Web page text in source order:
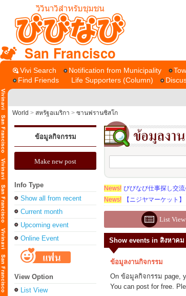
San Francisco
Vivi Search Notification from Municipality
Find Friends
Life Supporters (Column)
World > สหรัฐอเมริกา > ซานฟรานซิสโก
ข้อมูลกิจกรรม
Make new post
Info Type
Show all from recent
Current month
Upcoming event
Online Event
View Option
List View
News! びびなび仕事探し交
News!
【ニジヤマーケット
List View
Show events in สิงหาคม
ข้อมูลงานกิจกรรม
On ข้อมูลกิจกรรม page,
You can post for free.